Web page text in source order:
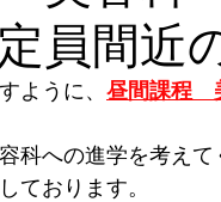
員間近
ように、 昼間課程　
科への進学を考え
ております。